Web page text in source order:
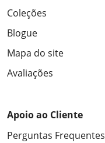
Coleções
Blogue
Mapa do site
Avaliações
Apoio ao Cliente
Perguntas Frequentes